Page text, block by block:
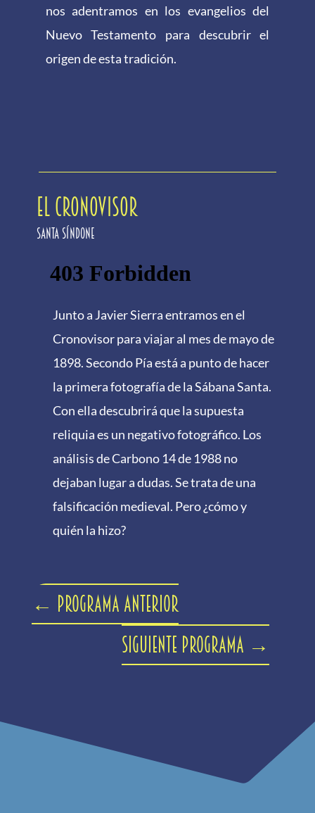
nos adentramos en los evangelios del
Nuevo Testamento para descubrir el
origen de esta tradición.
EL CRONOVISOR
Santa Síndone
Junto a Javier Sierra entramos en el
Cronovisor para viajar al mes de mayo de
1898. Secondo Pía está a punto de hacer
la primera fotografía de la Sábana Santa.
Con ella descubrirá que la supuesta
reliquia es un negativo fotográfico. Los
análisis de Carbono 14 de 1988 no
dejaban lugar a dudas. Se trata de una
falsificación medieval. Pero ¿cómo y
quién la hizo?
← Programa anterior
Siguiente programa →